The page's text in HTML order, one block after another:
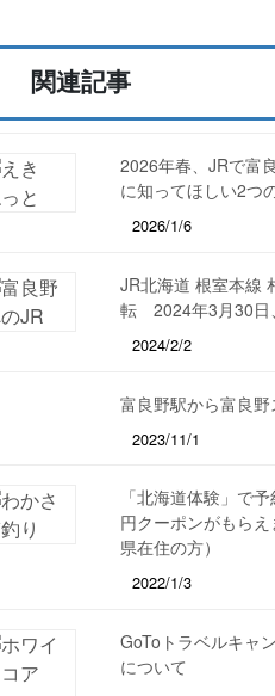
関連記事
2026年春、JRで富
に知ってほしい2つ
2026/1/6
JR北海道 根室本線
転 2024年3月30日
2024/2/2
富良野駅から富良
2023/11/1
「北海道体験」で
円クーポンがもら
県在住の方）
2022/1/3
GoToトラベルキャ
について